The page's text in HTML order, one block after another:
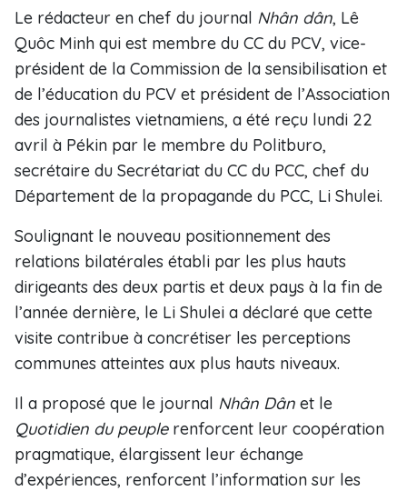
Le rédacteur en chef du journal Nhân dân, Lê
Quôc Minh qui est membre du CC du PCV, vice-
président de la Commission de la sensibilisation et
de l’éducation du PCV et président de l’Association
des journalistes vietnamiens, a été reçu lundi 22
avril à Pékin par le membre du Politburo,
secrétaire du Secrétariat du CC du PCC, chef du
Département de la propagande du PCC, Li Shulei.
Soulignant le nouveau positionnement des
relations bilatérales établi par les plus hauts
dirigeants des deux partis et deux pays à la fin de
l’année dernière, le Li Shulei a déclaré que cette
visite contribue à concrétiser les perceptions
communes atteintes aux plus hauts niveaux.
Il a proposé que le journal Nhân Dân et le
Quotidien du peuple renforcent leur coopération
pragmatique, élargissent leur échange
d’expériences, renforcent l’information sur les